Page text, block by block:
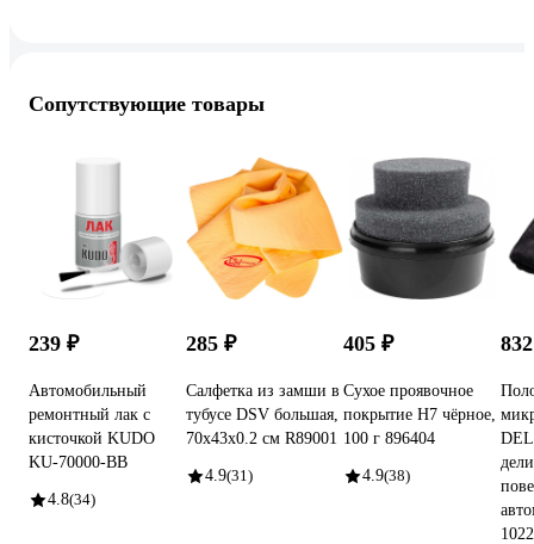
Сопутствующие товары
239 ₽
Автомобильный
ремонтный лак с
кисточкой KUDO
KU-70000-BB
4.8(34)
285 ₽
Салфетка из замши в
тубусе DSV большая,
70х43х0.2 см R89001
4.9(31)
405 ₽
Сухое проявочное
покрытие H7 чёрное,
100 г 896404
4.9(38)